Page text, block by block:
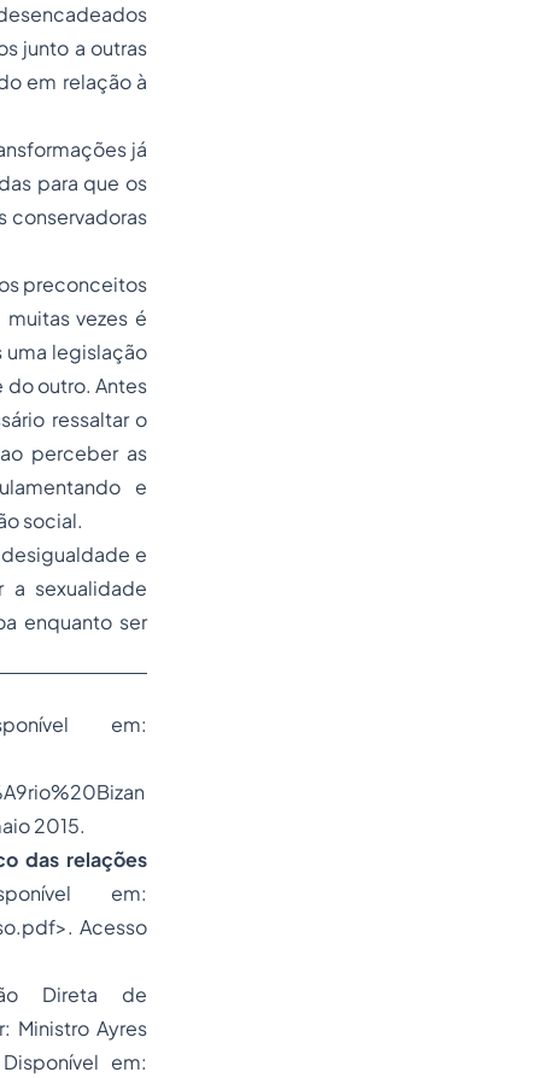
junto a outras
em relação à
já
para que os
conservadoras
preconceitos
vezes é
uma legislação
do outro. Antes
ressaltar o
perceber as
e
social.
e
sexualidade
enquanto ser
em:
2015.
das relações
em:
Acesso
Direta de
Ministro Ayres
em: